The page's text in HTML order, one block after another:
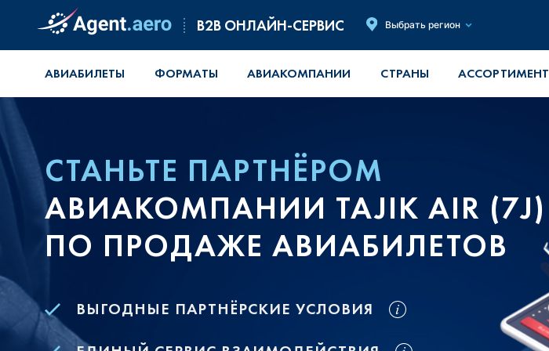
B2B ОНЛАЙН-СЕРВИС Выбрать регион
АВИАБИЛЕТЫ ФОРМАТЫ АВИАКОМПАНИИ СТРАНЫ АССОРТИМЕНТ
СТАНЬТЕ ПАРТНЁРОМ
АВИАКОМПАНИИ TAJIK AIR (7J)
ПО ПРОДАЖЕ АВИАБИЛЕТОВ
ВЫГОДНЫЕ ПАРТНЁРСКИЕ УСЛОВИЯ